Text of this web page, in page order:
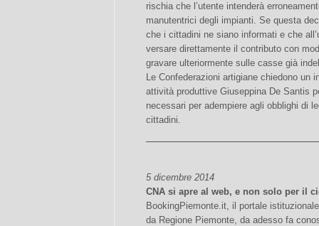
rischia che l’utente intenderà
manutentrici degli impianti. Se questa
che i cittadini ne siano informati e che
versare direttamente il contributo con
gravare ulteriormente sulle casse già
Le Confederazioni artigiane chiedono un
attività produttive Giuseppina De Santis
necessari per adempiere agli obblighi di
cittadini.
5 dicembre 2014
CNA si apre al web, e non solo per il
BookingPiemonte.it, il portale
da Regione Piemonte, da adesso fa